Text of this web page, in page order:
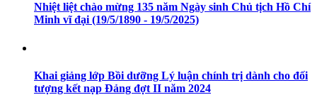
Nhiệt liệt chào mừng 135 năm Ngày sinh Chủ tịch Hồ Chí
Minh vĩ đại (19/5/1890 - 19/5/2025)
Khai giảng lớp Bồi dưỡng Lý luận chính trị dành cho đối
tượng kết nạp Đảng đợt II năm 2024